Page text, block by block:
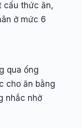
cấu thức ăn,
ở mức 6
qua ống
cho ăn bằng
nhắc nhở